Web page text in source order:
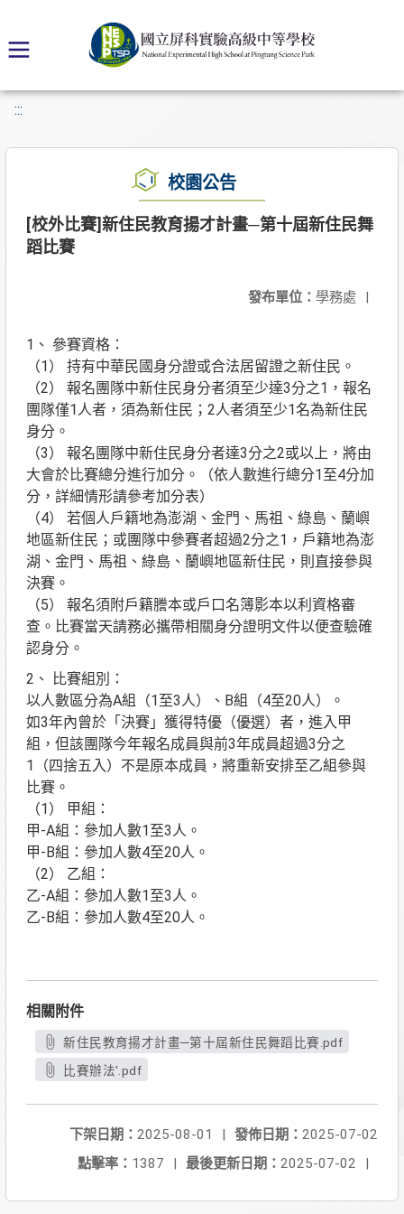
:::
校園公告
[校外比賽]新住民教育揚才計畫─第十屆新住民舞
蹈比賽
發布單位： 學務處 |
1、 參賽資格：
（1） 持有中華民國身分證或合法居留證之新住民。
（2） 報名團隊中新住民身分者須至少達3分之1，報名
團隊僅1人者，須為新住民；2人者須至少1名為新住民
身分。
（3） 報名團隊中新住民身分者達3分之2或以上，將由
大會於比賽總分進行加分。（依人數進行總分1至4分加
分，詳細情形請參考加分表）
（4） 若個人戶籍地為澎湖、金門、馬祖、綠島、蘭嶼
地區新住民；或團隊中參賽者超過2分之1，戶籍地為澎
湖、金門、馬祖、綠島、蘭嶼地區新住民，則直接參與
決賽。
（5） 報名須附戶籍謄本或戶口名簿影本以利資格審
查。比賽當天請務必攜帶相關身分證明文件以便查驗確
認身分。
2、 比賽組別：
以人數區分為A組（1至3人）、B組（4至20人）。
如3年內曾於「決賽」獲得特優（優選）者，進入甲
組，但該團隊今年報名成員與前3年成員超過3分之
1（四捨五入）不是原本成員，將重新安排至乙組參與
比賽。
（1） 甲組：
甲-A組：參加人數1至3人。
甲-B組：參加人數4至20人。
（2） 乙組：
乙-A組：參加人數1至3人。
乙-B組：參加人數4至20人。
相關附件
新住民教育揚才計畫─第十屆新住民舞蹈比賽.pdf
比賽辦法'.pdf
發佈日期： 2025-07-02
下架日期： 2025-08-01
|
最後更新日期： 2025-07-02 |
點擊率： 1387 |